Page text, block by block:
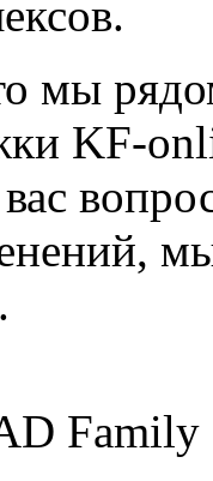
мы
KF-
Family